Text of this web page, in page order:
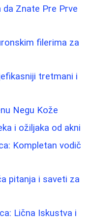
Znate Pre Prve
filerima za
tretmani i
Negu Kože
i ožiljaka od akni
Kompletan vodič
pitanja i saveti za
Lična Iskustva i